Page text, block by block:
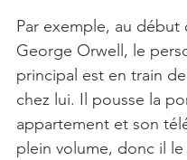
Par exemple, au début
George Orwell, le
principal est en train
chez lui. Il pousse la
appartement et son
plein volume, donc il le